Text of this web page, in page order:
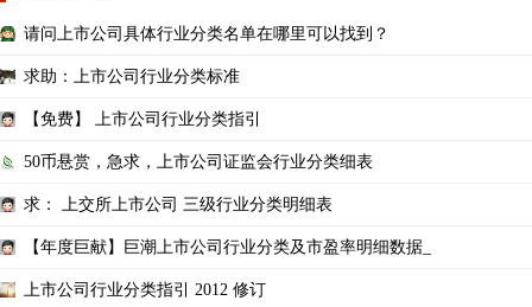
请问上市公司具体行业分类名单在哪里可以找到？
求助：上市公司行业分类标准
【免费】 上市公司行业分类指引
50币悬赏，急求，上市公司证监会行业分类细表
求： 上交所上市公司 三级行业分类明细表
【年度巨献】巨潮上市公司行业分类及市盈率明细数据_
上市公司行业分类指引 2012 修订